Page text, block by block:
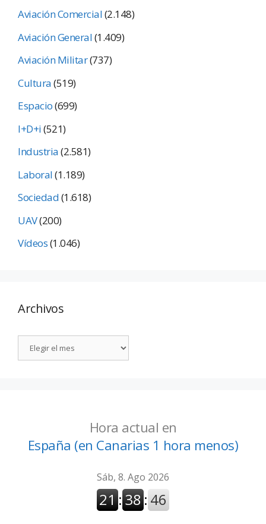
Aviación Comercial(2.148)
Aviación General(1.409)
Aviación Militar(737)
Cultura(519)
Espacio(699)
I+D+i(521)
Industria(2.581)
Laboral(1.189)
Sociedad(1.618)
UAV(200)
Vídeos(1.046)
Archivos
Hora actual en
España (en Canarias 1 hora menos)